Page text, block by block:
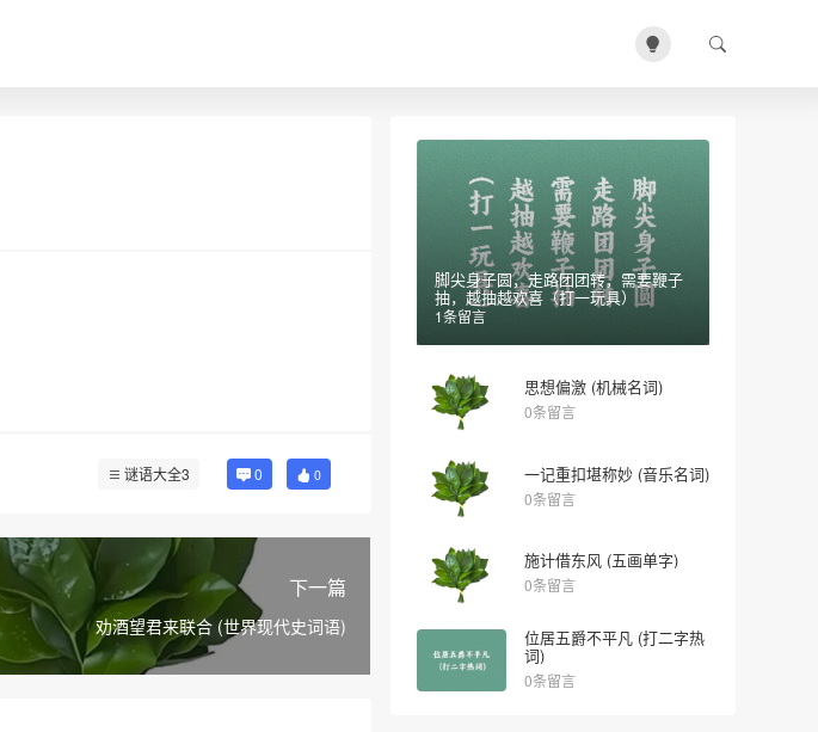
谜语大全3 0 0
下一篇
劝酒望君来联合 (世界现代史词语)
脚尖身子圆，走路团团转，需要鞭子
抽，越抽越欢喜（打一玩具）
1条留言
思想偏激 (机械名词)
0条留言
一记重扣堪称妙 (音乐名词)
0条留言
施计借东风 (五画单字)
0条留言
位居五爵不平凡 (打二字热
词)
0条留言